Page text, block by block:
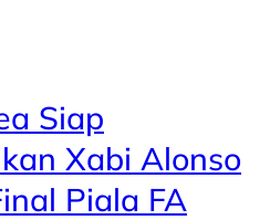
Siap
Xabi Alonso
Piala FA